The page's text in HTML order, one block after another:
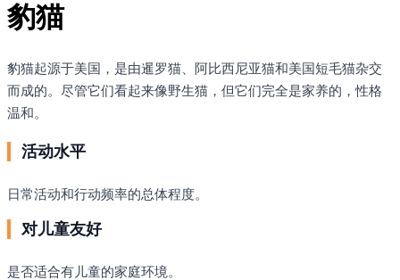
豹猫
豹猫起源于美国，是由暹罗猫、阿比西尼亚猫和美国短毛猫杂交
而成的。尽管它们看起来像野生猫，但它们完全是家养的，性格
温和。
活动水平
日常活动和行动频率的总体程度。
对儿童友好
是否适合有儿童的家庭环境。